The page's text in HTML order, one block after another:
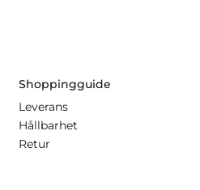
Shoppingguide
Leverans
Hållbarhet
Retur